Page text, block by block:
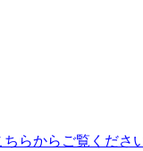
らからご覧くださ